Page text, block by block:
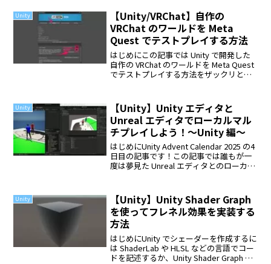
Unity
【Unity/VRChat】自作の
VRChat のワールドを Meta
Quest でテストプレイする方法
はじめにこの記事では Unity で開発した
自作の VRChat のワールドを Meta Quest
でテストプレイする方法をザックリと解
ワールドの制作ができている前...
Unity
【Unity】Unity エディタと
Unreal エディタでローカルマル
チプレイしよう！～Unity 編～
はじめにUnity Advent Calendar 2025 の4
日目の記事です！この記事では誰もが一
度は夢見た Unreal エディタとのローカル
Unreal...
Unity
【Unity】Unity Shader Graph
を使ってフレネル効果を実装する
方法
はじめにUnity でシェーダーを作成するに
は ShaderLab や HLSL などの言語でコー
ドを記述するか、Unity Shader Graph を